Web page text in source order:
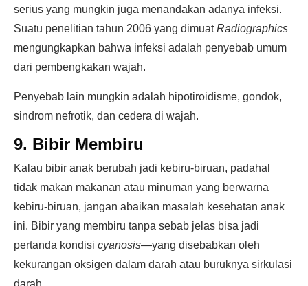
serius yang mungkin juga menandakan adanya infeksi.
Suatu penelitian tahun 2006 yang dimuatRadiographics
mengungkapkan bahwa infeksi adalah penyebab umum
dari pembengkakan wajah.
Penyebab lain mungkin adalah hipotiroidisme, gondok,
sindrom nefrotik, dan cedera di wajah.
9. Bibir Membiru
Kalau bibir anak berubah jadi kebiru-biruan, padahal
tidak makan makanan atau minuman yang berwarna
kebiru-biruan, jangan abaikan masalah kesehatan anak
ini. Bibir yang membiru tanpa sebab jelas bisa jadi
pertanda kondisi cyanosis—yang disebabkan oleh
kekurangan oksigen dalam darah atau buruknya sirkulasi
darah.